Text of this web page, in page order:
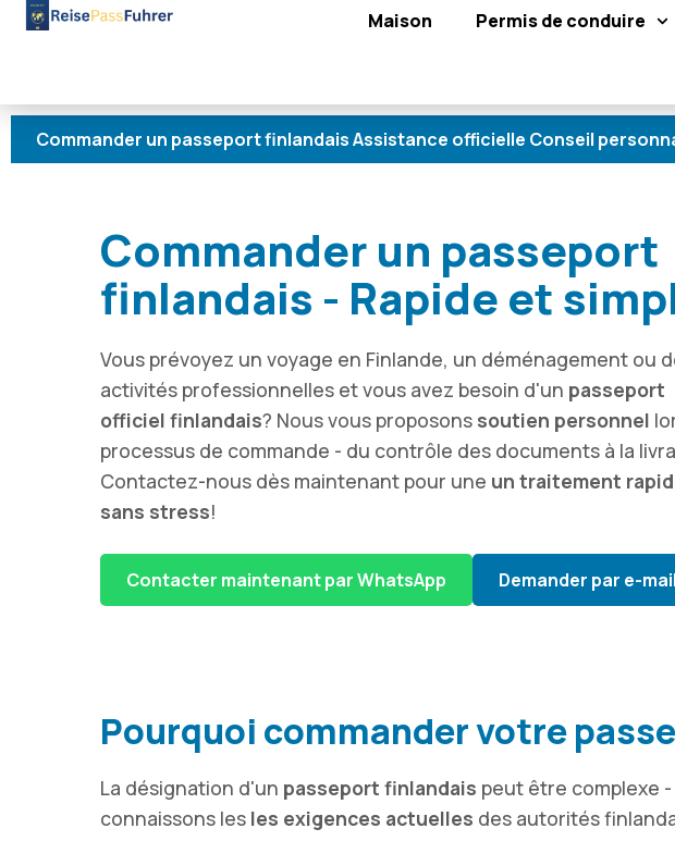
Maison Permis de conduire
un passeport finlandais Assistance officielle Conseil personnalisé
Commander un passeport
finlandais - Rapide et
Vous prévoyez un voyage en Finlande, un déménagement ou
activités professionnelles et vous avez besoin d'un passeport
officiel finlandais? Nous vous proposons soutien personnel
processus de commande - du contrôle des documents à la
Contactez-nous dès maintenant pour une un traitement
sans stress!
Contacter maintenant par WhatsApp Demander par e-mail
Pourquoi commander votre
La désignation d'un passeport finlandais peut être complexe
connaissons les les exigences actuelles des autorités